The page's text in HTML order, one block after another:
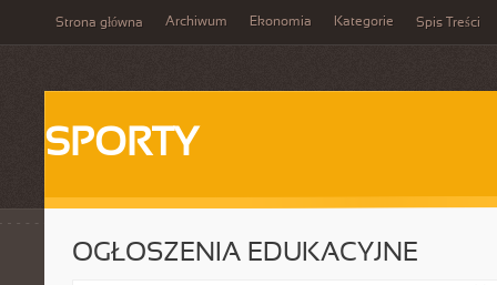
Strona główna Archiwum Ekonomia Kategorie Spis Treści
SPORTY
OGŁOSZENIA EDUKACYJNE